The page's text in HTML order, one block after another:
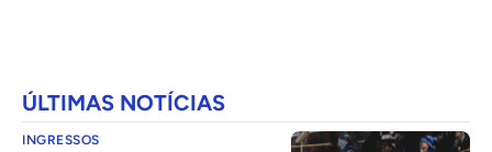
ÚLTIMAS NOTÍCIAS
INGRESSOS